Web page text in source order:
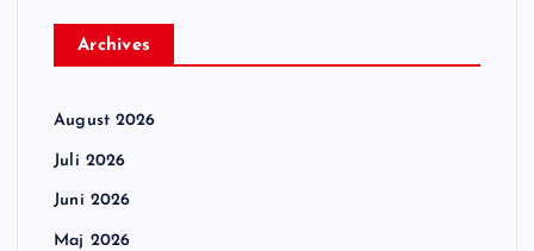
Archives
August 2026
Juli 2026
Juni 2026
Maj 2026